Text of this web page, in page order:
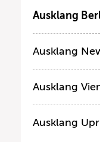
Ausklang
Ausklang
Ausklang
Ausklang